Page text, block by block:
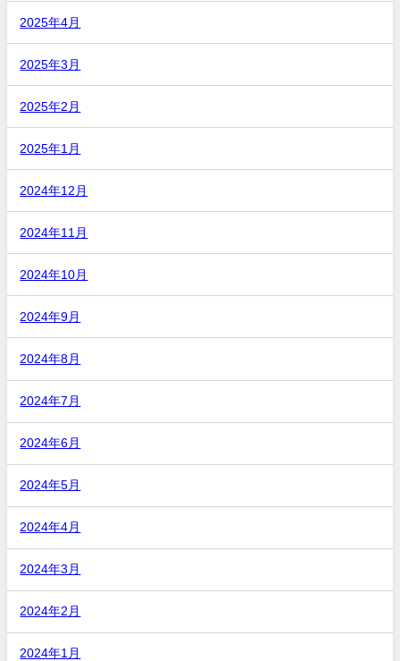
2025年4月
2025年3月
2025年2月
2025年1月
2024年12月
2024年11月
2024年10月
2024年9月
2024年8月
2024年7月
2024年6月
2024年5月
2024年4月
2024年3月
2024年2月
2024年1月